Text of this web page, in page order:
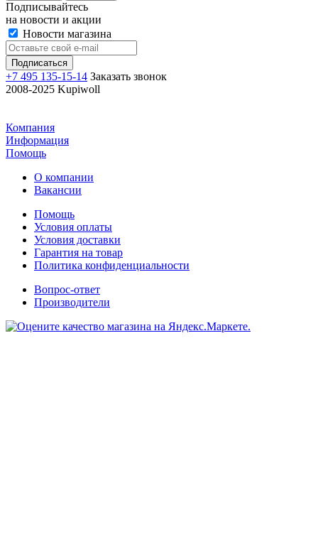
Подписывайтесь
на новости и акции
Новости магазина
+7 495 135-15-14 Заказать звонок
2008-2025 Kupiwoll
Компания
Информация
Помощь
О компании
Вакансии
Помощь
Условия оплаты
Условия доставки
Гарантия на товар
Политика конфиденциальности
Вопрос-ответ
Производители